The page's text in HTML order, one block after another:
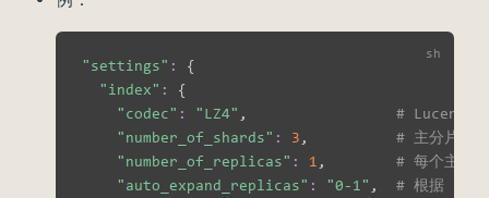
"settings" :
{
"index" :
{
"codec" : "LZ4" , # Lucene 存
"number_of_shards" : 3 , # 主分片的
"number_of_replicas" : 1 , # 每个主分
"auto_expand_replicas" : "0-1" , # 根据 ES